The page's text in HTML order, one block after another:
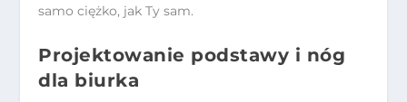
samo ciężko, jak Ty sam.
Projektowanie podstawy i nóg
dla biurka